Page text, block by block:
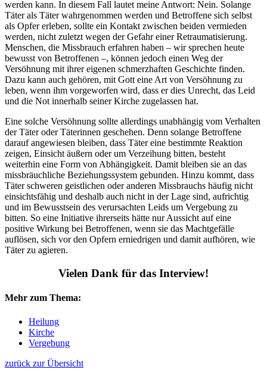
werden kann. In diesem Fall lautet meine Antwort: Nein. Solange
Täter als Täter wahrgenommen werden und Betroffene sich selbst
als Opfer erleben, sollte ein Kontakt zwischen beiden vermieden
werden, nicht zuletzt wegen der Gefahr einer Retraumatisierung.
Menschen, die Missbrauch erfahren haben – wir sprechen heute
bewusst von Betroffenen –, können jedoch einen Weg der
Versöhnung mit ihrer eigenen schmerzhaften Geschichte finden.
Dazu kann auch gehören, mit Gott eine Art von Versöhnung zu
leben, wenn ihm vorgeworfen wird, dass er dies Unrecht, das Leid
und die Not innerhalb seiner Kirche zugelassen hat.
Eine solche Versöhnung sollte allerdings unabhängig vom Verhalten
der Täter oder Täterinnen geschehen. Denn solange Betroffene
darauf angewiesen bleiben, dass Täter eine bestimmte Reaktion
zeigen, Einsicht äußern oder um Verzeihung bitten, besteht
weiterhin eine Form von Abhängigkeit. Damit bleiben sie an das
missbräuchliche Beziehungssystem gebunden. Hinzu kommt, dass
Täter schweren geistlichen oder anderen Missbrauchs häufig nicht
einsichtsfähig und deshalb auch nicht in der Lage sind, aufrichtig
und im Bewusstsein des verursachten Leids um Vergebung zu
bitten. So eine Initiative ihrerseits hätte nur Aussicht auf eine
positive Wirkung bei Betroffenen, wenn sie das Machtgefälle
auflösen, sich vor den Opfern erniedrigen und damit aufhören, wie
Täter zu agieren.
Vielen Dank für das Interview!
Mehr zum Thema:
Heilung
Kirche
Vergebung
zurück zur Übersicht